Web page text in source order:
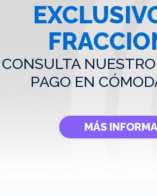
CONSULTA
PAGO EN
MÁS